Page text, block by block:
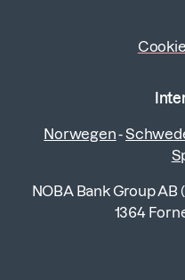
Norwegen-
NOBA Bank Group AB
1364